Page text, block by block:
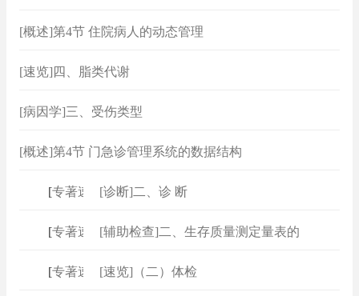
[概述]第4节 住院病人的动态管理
[速览]四、脂类代谢
[病因学]三、受伤类型
[概述]第4节 门急诊管理系统的数据结构
专著速查 ]
[诊断]二、诊 断
专著速查 ]
[辅助检查]二、生存质量测定量表的
专著速查 ]
[速览]（二）体检